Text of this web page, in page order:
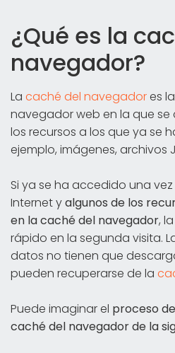
¿Qué es la
navegador?
La caché del navegadores
navegador web en la que
los recursos a los que ya se
ejemplo, imágenes, archivos
Si ya se ha accedido una
Internet yalgunos de los
en la caché del navegador,
rápido en la segunda visita.
datos no tienen que
pueden recuperarse de la
Puede imaginar el proceso
caché del navegador de la